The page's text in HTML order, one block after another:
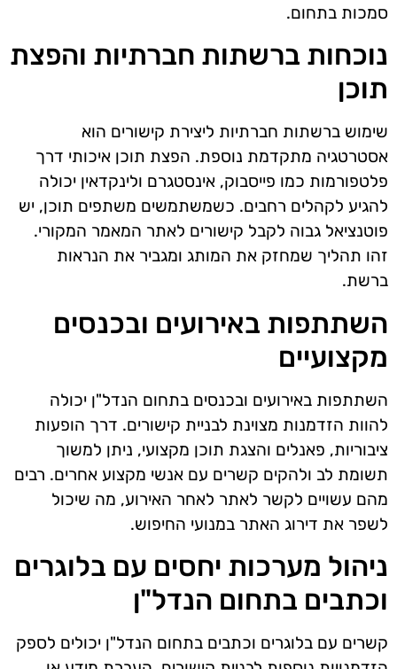
סמכות בתחום.
נוכחות ברשתות חברתיות והפצת
תוכן
שימוש ברשתות חברתיות ליצירת קישורים הוא
אסטרטגיה מתקדמת נוספת. הפצת תוכן איכותי דרך
פלטפורמות כמו פייסבוק, אינסטגרם ולינקדאין יכולה
להגיע לקהלים רחבים. כשמשתמשים משתפים תוכן, יש
פוטנציאל גבוה לקבל קישורים לאתר המאמר המקורי.
זהו תהליך שמחזק את המותג ומגביר את הנראות
ברשת.
השתתפות באירועים ובכנסים
מקצועיים
השתתפות באירועים ובכנסים בתחום הנדל"ן יכולה
להוות הזדמנות מצוינת לבניית קישורים. דרך הופעות
ציבוריות, פאנלים והצגת תוכן מקצועי, ניתן למשוך
תשומת לב ולהקים קשרים עם אנשי מקצוע אחרים. רבים
מהם עשויים לקשר לאתר לאחר האירוע, מה שיכול
לשפר את דירוג האתר במנועי החיפוש.
ניהול מערכות יחסים עם בלוגרים
וכתבים בתחום הנדל"ן
קשרים עם בלוגרים וכתבים בתחום הנדל"ן יכולים לספק